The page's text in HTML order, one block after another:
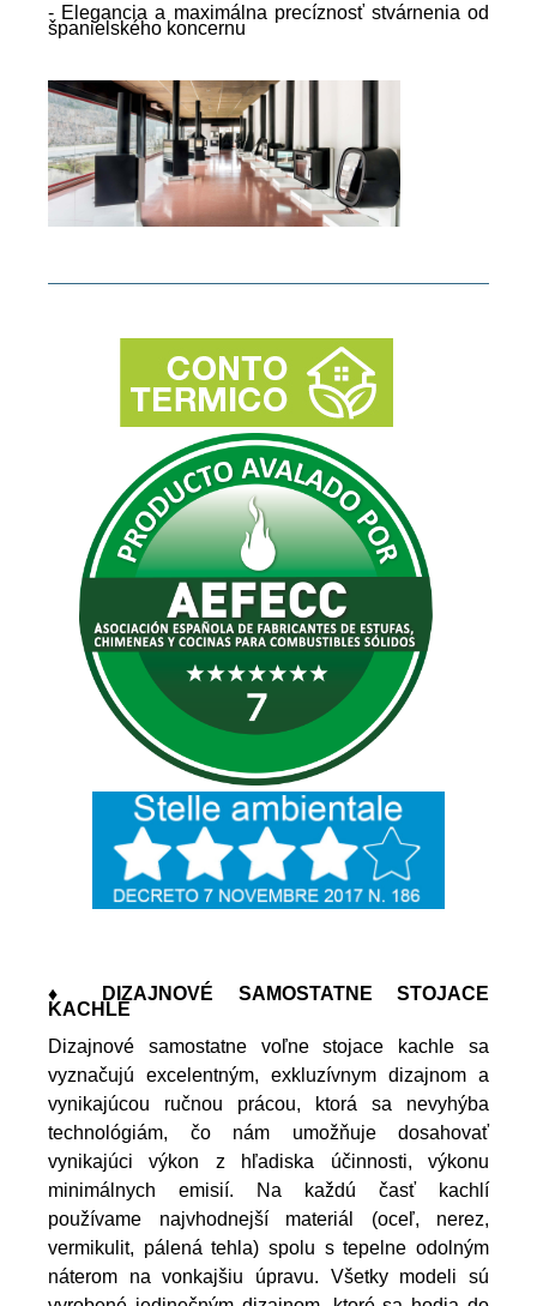
- Elegancia a maximálna precíznosť stvárnenia od
španielského koncernu
♦ DIZAJNOVÉ SAMOSTATNE STOJACE
KACHLE
Dizajnové samostatne voľne stojace kachle sa
vyznačujú excelentným, exkluzívnym dizajnom a
vynikajúcou ručnou prácou, ktorá sa nevyhýba
technológiám, čo nám umožňuje dosahovať
vynikajúci výkon z hľadiska účinnosti, výkonu
minimálnych emisií. Na každú časť kachlí
používame najvhodnejší materiál (oceľ, nerez,
vermikulit, pálená tehla) spolu s tepelne odolným
náterom na vonkajšiu úpravu. Všetky modeli sú